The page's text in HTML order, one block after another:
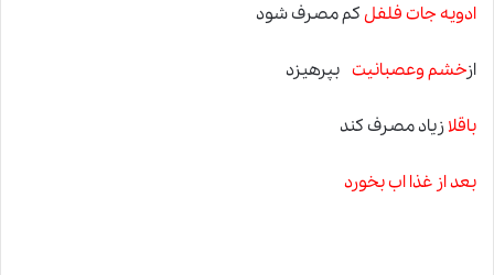
ادویه جات فلفلکم مصرف شود
ازخشم وعصبانیت بپرهیزد
باقلازیاد مصرف کند
بعد از غذا اب بخورد